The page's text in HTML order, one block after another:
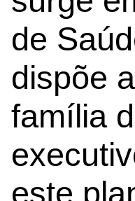
de
dispõe
família
este